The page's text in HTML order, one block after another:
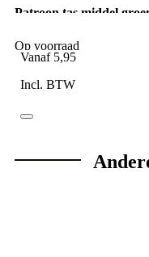
Patroon tas middel
Op voorraad
Vanaf 5,95
Incl. BTW